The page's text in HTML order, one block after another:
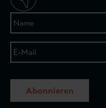
Abonnieren